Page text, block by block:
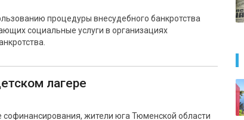
процедуры внесудебного банкротства
социальные услуги в организациях
лагере
жители юга Тюменской области